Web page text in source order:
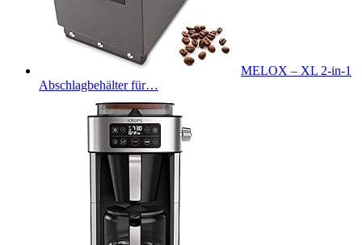
MELOX – XL 2-in-1
Abschlagbehälter für…